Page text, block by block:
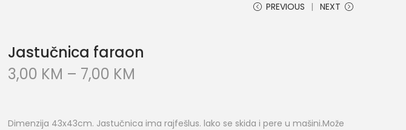
PREVIOUS NEXT
Jastučnica faraon
3,00 KM – 7,00 KM
Dimenzija 43x43cm. Jastučnica ima rajfešlus. lako se skida i pere u mašini.Može